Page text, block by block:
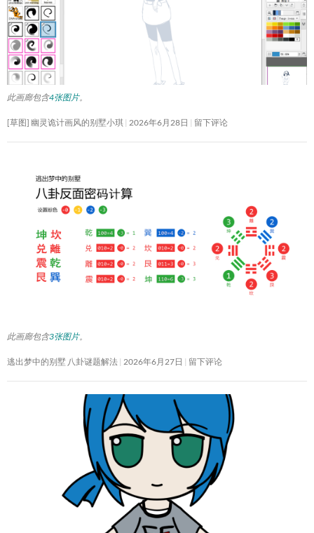
此画廊包含4张图片。
[草图] 幽灵诡计画风的别墅小琪 2026年6月28日 留下评论
此画廊包含3张图片。
逃出梦中的别墅 八卦谜题解法 2026年6月27日 留下评论